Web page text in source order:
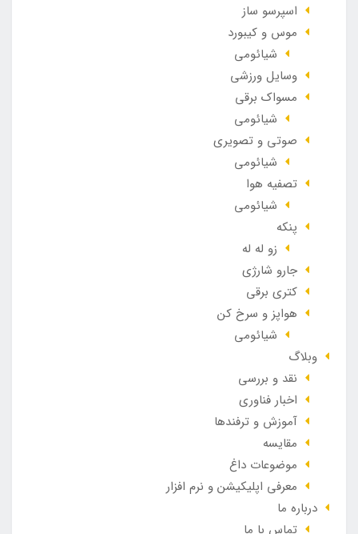
اسپرسو ساز
موس و کیبورد
شیائومی
وسایل ورزشی
مسواک برقی
شیائومی
صوتی و تصویری
شیائومی
تصفیه هوا
شیائومی
پنکه
زو له له
جارو شارژی
کتری برقی
هواپز و سرخ کن
شیائومی
وبلاگ
نقد و بررسی
اخبار فناوری
آموزش و ترفندها
مقایسه
موضوعات داغ
معرفی اپلیکیشن و نرم افزار
درباره ما
تماس با ما